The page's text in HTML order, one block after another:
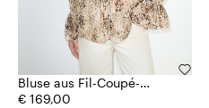
Bluse aus Fil-Coupé-
Chiffon
€ 169,00